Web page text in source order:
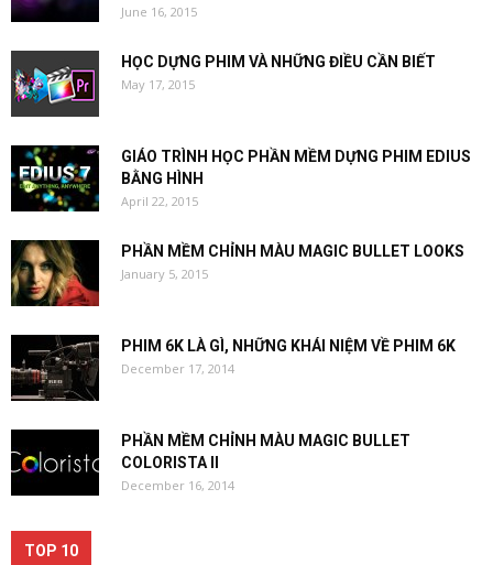
June 16, 2015
HỌC DỰNG PHIM VÀ NHỮNG ĐIỀU CẦN BIẾT
May 17, 2015
GIÁO TRÌNH HỌC PHẦN MỀM DỰNG PHIM EDIUS
BẰNG HÌNH
April 22, 2015
PHẦN MỀM CHỈNH MÀU MAGIC BULLET LOOKS
January 5, 2015
PHIM 6K LÀ GÌ, NHỮNG KHÁI NIỆM VỀ PHIM 6K
December 17, 2014
PHẦN MỀM CHỈNH MÀU MAGIC BULLET
COLORISTA II
December 16, 2014
TOP 10